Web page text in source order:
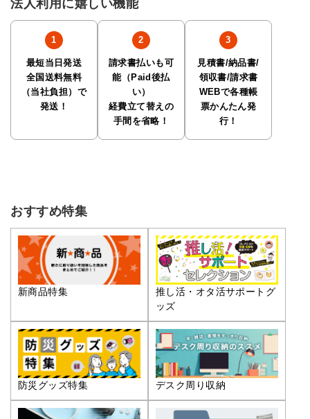
法人利用に嬉しい機能
最短当日発送
全国送料無料
（当社負担）で
発送！
請求書払いも可
能（Paid後払
い）
経費立て替えの
手間を省略！
見積書/納品書/
領収書/請求書
WEBで各種帳
票かんたん発
行！
おすすめ特集
新商品特集
推し活・オタ活サポートグ
ッズ
防災グッズ特集 デスク周り収納